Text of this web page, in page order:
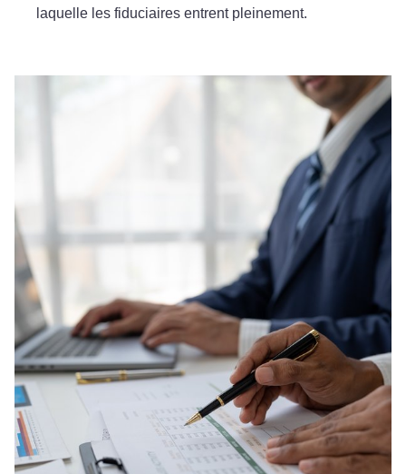
laquelle les fiduciaires entrent pleinement.